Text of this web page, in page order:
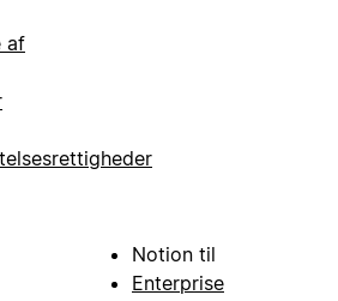
af
Notion til
Enterprise